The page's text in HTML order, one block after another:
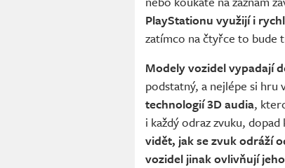
PlayStationu využijí i
zatímco na čtyřce to bude
Modely vozidel vypadají
podstatný, a nejlépe si hru
technologií 3D audia,
i každý odraz zvuku,
vidět, jak se zvuk odráží
vozidel jinak ovlivňují